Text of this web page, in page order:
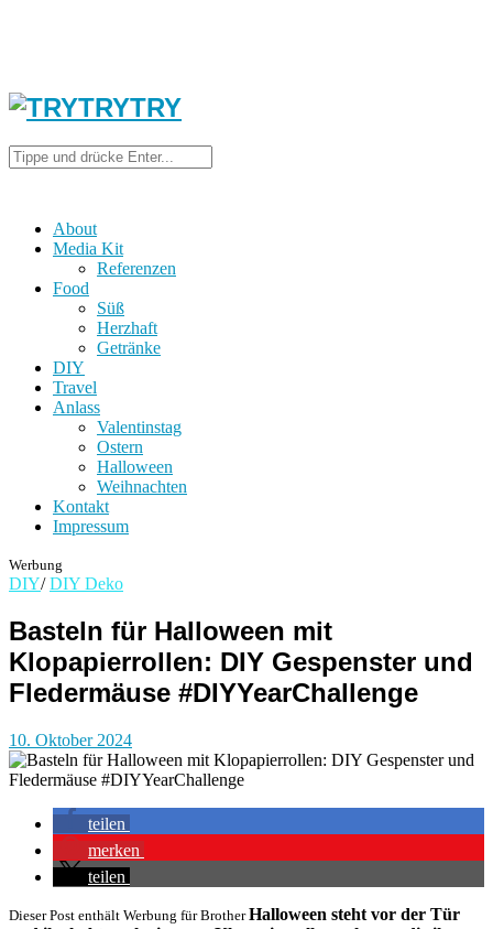
About
Media Kit
Referenzen
Food
Süß
Herzhaft
Getränke
DIY
Travel
Anlass
Valentinstag
Ostern
Halloween
Weihnachten
Kontakt
Impressum
Werbung
DIY/ DIY Deko
Basteln für Halloween mit
Klopapierrollen: DIY Gespenster und
Fledermäuse #DIYYearChallenge
10. Oktober 2024
teilen
merken
teilen
Dieser Post enthält Werbung für BrotherHalloween steht vor der Tür